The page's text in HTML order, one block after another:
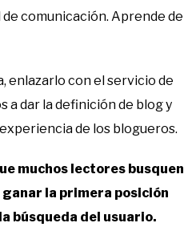
comunicación. Aprende de
enlazarlo con el servicio de
a dar la definición de blog y
de los blogueros.
muchos lectores busquen
la primera posición
búsqueda del usuario.